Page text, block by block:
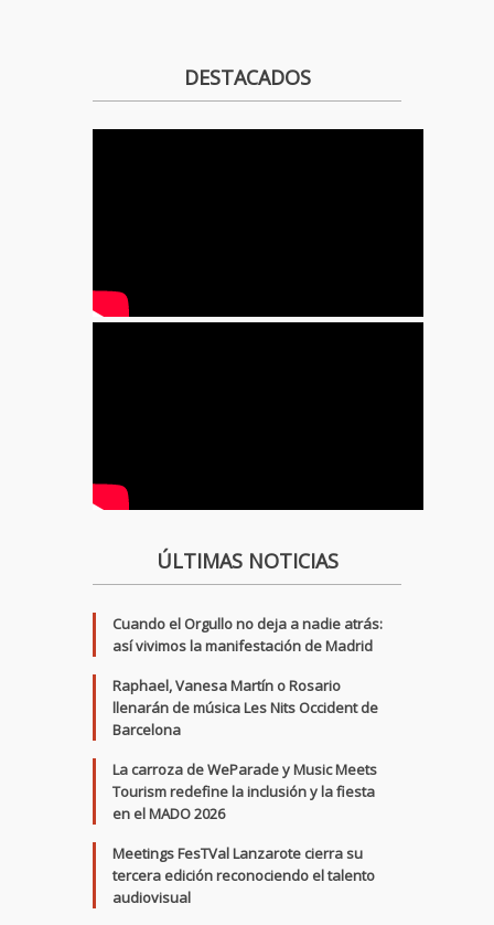
DESTACADOS
ÚLTIMAS NOTICIAS
Cuando el Orgullo no deja a nadie atrás:
así vivimos la manifestación de Madrid
Raphael, Vanesa Martín o Rosario
llenarán de música Les Nits Occident de
Barcelona
La carroza de WeParade y Music Meets
Tourism redefine la inclusión y la fiesta
en el MADO 2026
Meetings FesTVal Lanzarote cierra su
tercera edición reconociendo el talento
audiovisual